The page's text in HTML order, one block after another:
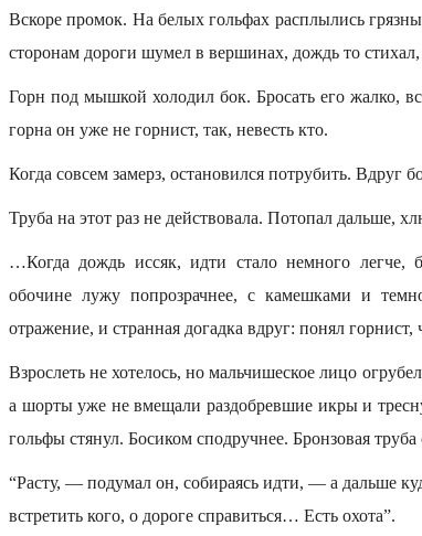
Вскоре промок. На белых гольфах расплылись
сторонам дороги шумел в вершинах, дождь то
Горн под мышкой холодил бок. Бросать его жалко,
горна он уже не горнист, так, невесть кто.
Когда совсем замерз, остановился потрубить. Вдруг
Труба на этот раз не действовала. Потопал дальше,
…Когда дождь иссяк, идти стало немного легче,
обочине лужу попрозрачнее, с камешками и
отражение, и странная догадка вдруг: понял горнист,
Взрослеть не хотелось, но мальчишеское лицо
а шорты уже не вмещали раздобревшие икры и
гольфы стянул. Босиком сподручнее. Бронзовая
“Расту, — подумал он, собираясь идти, — а дальше
встретить кого, о дороге справиться… Есть охота”.